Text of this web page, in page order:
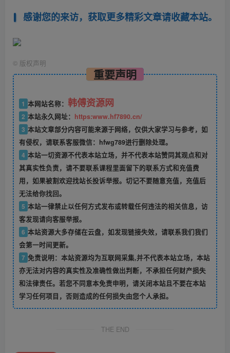
感谢您的来访，获取更多精彩文章请收藏本站。
© 版权声明
重要声明
1 本网站名称： 韩傅资源网
2 本站永久网址： https:www.hf7890.cn/
3 本站文章部分内容可能来源于网络，仅供大家学习与参考，如
有侵权，请联系客服微信：hfwg789进行删除处理。
4 本站一切资源不代表本站立场，并不代表本站赞同其观点和对
其真实性负责，请不要联系课程里面留下的联系方式和充值费
用，如果被割欢迎找站长投诉举报。切记不要随意充值，充值后
无法给你找回。
5 本站一律禁止以任何方式发布或转载任何违法的相关信息，访
客发现请向客服举报。
6 本站资源大多存储在云盘，如发现链接失效，请联系我们我们
会第一时间更新。
7 免责说明：本站资源均为互联网采集,并不代表本站立场，本站
亦无法对内容的真实性及准确性做出判断，不承担任何财产损失
和法律责任。若您不同意本免责申明，请关闭本站且不要在本站
学习任何项目，否则造成的任何损失由您个人承担。
THE END